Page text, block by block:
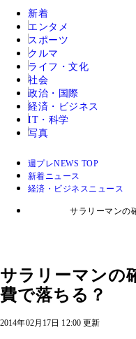
新着
エンタメ
スポーツ
クルマ
ライフ・文化
社会
政治・国際
経済・ビジネス
IT・科学
写真
週プレNEWS TOP
新着ニュース
経済・ビジネスニュース
サラリーマンの
サラリーマンの
費で落ちる？
2014年02月17日 12:00 更新